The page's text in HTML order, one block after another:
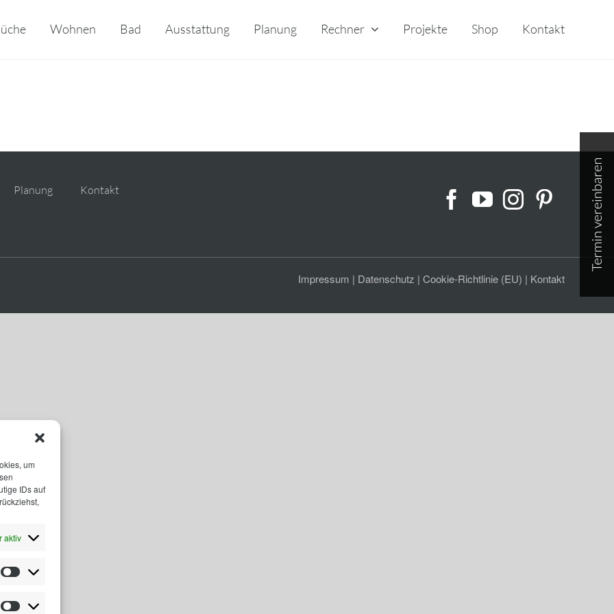
um
IDs auf
aktiv
Statistiken
Wohnen Bad Ausstattung Planung Rechner Projekte Shop Kontakt
Planung Kontakt
Impressum | Datenschutz | Cookie-Richtlinie (EU) | Kontakt
Sliding
Area